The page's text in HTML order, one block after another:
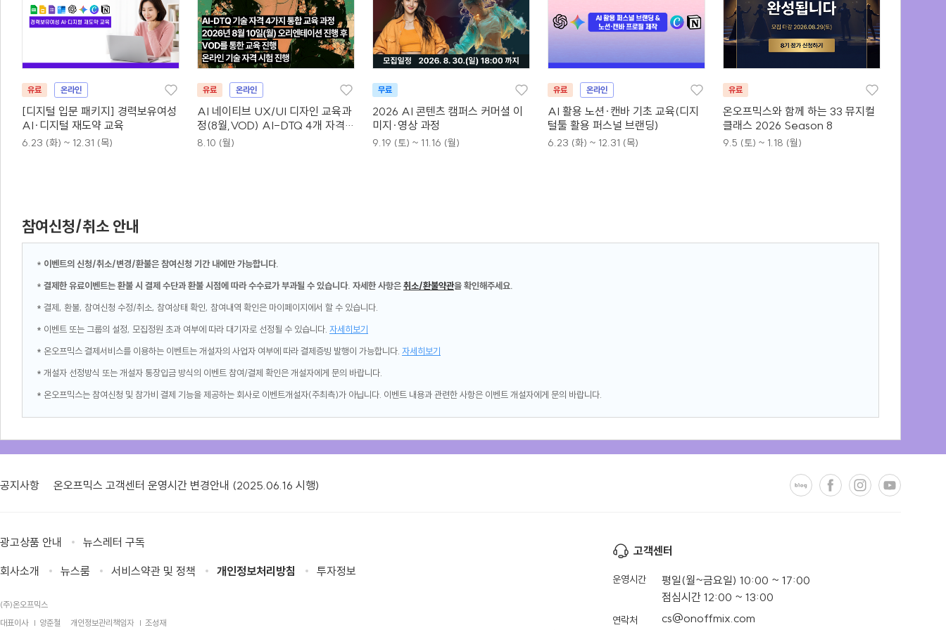
유료 온라인
[디지털 입문 패키지] 경력보유여성
AI·디지털 재도약 교육
6.23 (화) ~ 12.31 (목)
유료 온라인
AI 네이티브 UX/UI 디자인 교육과
정(8월,VOD) AI-DTQ 4개 자격증
동시취득
8.10 (월)
무료
2026 AI 콘텐츠 캠퍼스 커머셜 이
미지·영상 과정
9.19 (토) ~ 11.16 (월)
유료 온라인
AI 활용 노션·캔바 기초 교육(디지
털툴 활용 퍼스널 브랜딩)
6.23 (화) ~ 12.31 (목)
유료
온오프믹스와 함께 하는 33 뮤지컬
클래스 2026 Season 8
9.5 (토) ~ 1.18 (월)
참여신청/취소 안내
* 이벤트의 신청/취소/변경/환불은 참여신청 기간 내에만 가능합니다.
* 결제한 유료이벤트는 환불 시 결제 수단과 환불 시점에 따라 수수료가 부과될 수 있습니다. 자세한 사항은취소/환불약관을 확인해주세요.
* 결제, 환불, 참여신청 수정/취소, 참여상태 확인, 참여내역 확인은 마이페이지에서 할 수 있습니다.
* 이벤트 또는 그룹의 설정, 모집정원 초과 여부에 따라 대기자로 선정될 수 있습니다. 자세히보기
* 온오프믹스 결제서비스를 이용하는 이벤트는 개설자의 사업자 여부에 따라 결제증빙 발행이 가능합니다. 자세히보기
* 개설자 선정방식 또는 개설자 통장입금 방식의 이벤트 참여/결제 확인은 개설자에게 문의 바랍니다.
* 온오프믹스는 참여신청 및 참가비 결제 기능을 제공하는 회사로 이벤트개설자(주최측)가 아닙니다. 이벤트 내용과 관련한 사항은 이벤트 개설자에게 문의 바랍니다.
공지사항 온오프믹스 고객센터 운영시간 변경안내 (2025.06.16 시행)
광고상품 안내 뉴스레터 구독
회사소개 뉴스룸 서비스약관 및 정책 개인정보처리방침 투자정보
(주)온오프믹스
대표이사
양준철 개인정보관리책임자
조성재
고객센터
운영시간
평일(월~금요일) 10:00 ~ 17:00
점심시간 12:00 ~ 13:00
연락처
cs@onoffmix.com